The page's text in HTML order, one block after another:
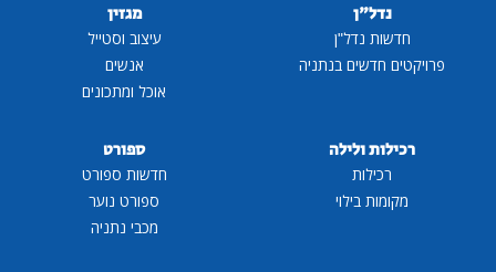
נדל"ן
חדשות נדל"ן
פרויקטים חדשים בנתניה
מגזין
עיצוב וסטייל
אנשים
אוכל ומתכונים
רכילות ולילה
רכילות
מקומות בילוי
ספורט
חדשות ספורט
ספורט נוער
מכבי נתניה